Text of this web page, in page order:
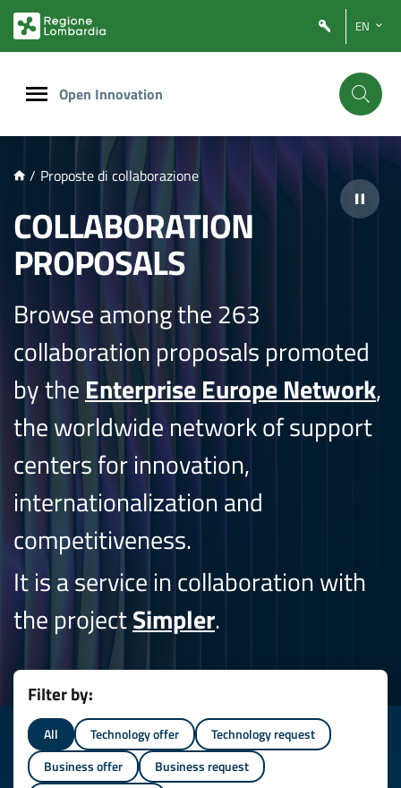
PRINCIPALE
EN
Open Innovation
/ Proposte di collaborazione
COLLABORATION
PROPOSALS
Browse among the 263
collaboration proposals promoted
by the Enterprise Europe Network,
the worldwide network of support
centers for innovation,
internationalization and
competitiveness.
It is a service in collaboration with
the projectSimpler.
Filter by:
All Technology offer
Technology request
Business offer
Business request